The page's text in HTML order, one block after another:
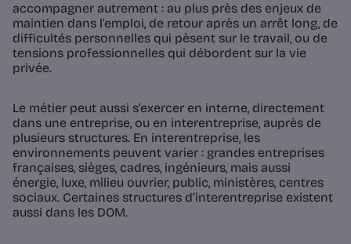
accompagner autrement : au plus près des enjeux de
maintien dans l’emploi, de retour après un arrêt long, de
difficultés personnelles qui pèsent sur le travail, ou de
tensions professionnelles qui débordent sur la vie
privée.
Le métier peut aussi s’exercer en interne, directement
dans une entreprise, ou en interentreprise, auprès de
plusieurs structures. En interentreprise, les
environnements peuvent varier : grandes entreprises
françaises, sièges, cadres, ingénieurs, mais aussi
énergie, luxe, milieu ouvrier, public, ministères, centres
sociaux. Certaines structures d’interentreprise existent
aussi dans les DOM.